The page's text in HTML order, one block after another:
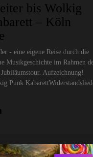
bis Wolkig
– Köln
- eine eigene Reise durch die
Musikgeschichte im Rahmen
Aufzeichnung!
Punk